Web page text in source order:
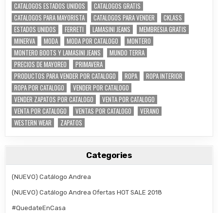
CATALOGOS ESTADOS UNIDOS
CATALOGOS GRATIS
CATALOGOS PARA MAYORISTA
CATALOGOS PARA VENDER
CKLASS
ESTADOS UNIDOS
FERRETI LAMASINI JEANS
MEMBRESIA GRATIS
MINERVA
MODA MODA POR CATALOGO
MONTERO
MONTERO BOOTS Y LAMASINI JEANS
MUNDO TERRA
PRECIOS DE MAYOREO
PRIMAVERA
PRODUCTOS PARA VENDER POR CATALOGO
ROPA
ROPA INTERIOR
ROPA POR CATALOGO
VENDER POR CATALOGO
VENDER ZAPATOS POR CATALOGO
VENTA POR CATALOGO
VENTA POR CATALOGO
VENTAS POR CATALOGO
VERANO
WESTERN WEAR
ZAPATOS
Categories
(NUEVO) Catálogo Andrea
(NUEVO) Catálogo Andrea Ofertas HOT SALE 2018
#QuedateEnCasa